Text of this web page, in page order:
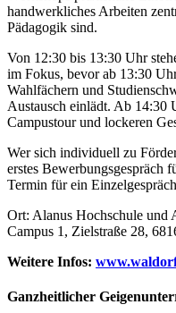
handwerkliches Arbeiten
Pädagogik sind.
Von 12:30 bis 13:30 Uhr
im Fokus, bevor ab 13:30
Wahlfächern und
Austausch einlädt. Ab 14:30
Campustour und lockeren
Wer sich individuell zu
erstes Bewerbungsgespräch
Termin für ein
Ort: Alanus Hochschule und
Campus 1, Zielstraße 28,
Weitere Infos:
Ganzheitlicher